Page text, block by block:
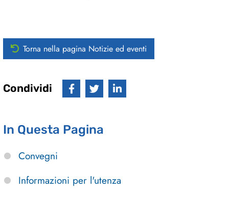
Torna nella pagina Notizie ed eventi
Condividi
In Questa Pagina
Convegni
Informazioni per l'utenza